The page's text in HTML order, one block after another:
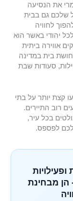
את הנסיעה
שלכם גם בבית
לחוויה
יהודי באשר הוא
אווירה ביתית
בית במדינה
סעודות שבת
קצת יותר על בתי
רוב התיירים.
בכל עיר,
לכם לפספס.
הן מבחינת